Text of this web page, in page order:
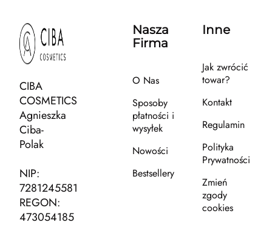
CIBA
COSMETICS
Agnieszka
Ciba-
Polak
NIP:
7281245581
REGON:
473054185
Nasza
Firma
O Nas
Sposoby
płatności i
wysyłek
Nowości
Bestsellery
Inne
Jak zwrócić
towar?
Kontakt
Regulamin
Polityka
Prywatności
Zmień
zgody
cookies